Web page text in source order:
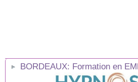
BORDEAUX: Formation en